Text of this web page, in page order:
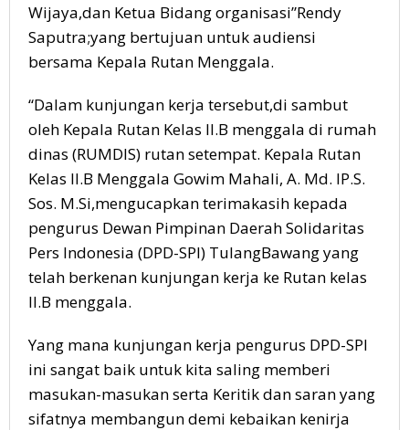
Wijaya,dan Ketua Bidang organisasi”Rendy
Saputra;yang bertujuan untuk audiensi
bersama Kepala Rutan Menggala.
“Dalam kunjungan kerja tersebut,di sambut
oleh Kepala Rutan Kelas II.B menggala di rumah
dinas (RUMDIS) rutan setempat. Kepala Rutan
Kelas II.B Menggala Gowim Mahali, A. Md. IP.S.
Sos. M.Si,mengucapkan terimakasih kepada
pengurus Dewan Pimpinan Daerah Solidaritas
Pers Indonesia (DPD-SPI) TulangBawang yang
telah berkenan kunjungan kerja ke Rutan kelas
II.B menggala.
Yang mana kunjungan kerja pengurus DPD-SPI
ini sangat baik untuk kita saling memberi
masukan-masukan serta Keritik dan saran yang
sifatnya membangun demi kebaikan kenirja